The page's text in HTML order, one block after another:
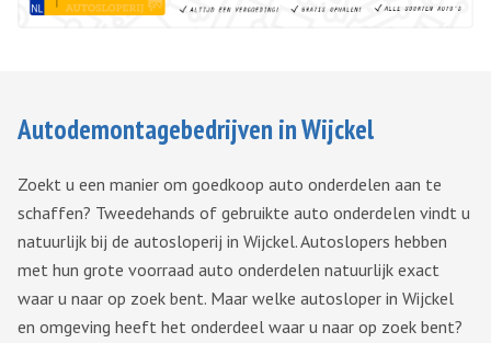
Autodemontagebedrijven in Wijckel
Zoekt u een manier om goedkoop auto onderdelen aan te
schaffen? Tweedehands of gebruikte auto onderdelen vindt u
natuurlijk bij de autosloperij in Wijckel. Autoslopers hebben
met hun grote voorraad auto onderdelen natuurlijk exact
waar u naar op zoek bent. Maar welke autosloper in Wijckel
en omgeving heeft het onderdeel waar u naar op zoek bent?